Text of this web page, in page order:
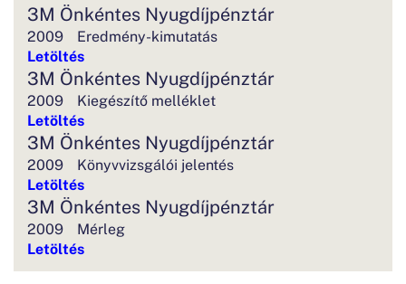
3M Önkéntes Nyugdíjpénztár
2009
Eredmény-kimutatás
Letöltés
3M Önkéntes Nyugdíjpénztár
2009
Kiegészítő melléklet
Letöltés
3M Önkéntes Nyugdíjpénztár
2009
Könyvvizsgálói jelentés
Letöltés
3M Önkéntes Nyugdíjpénztár
2009
Mérleg
Letöltés